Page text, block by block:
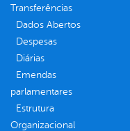
Transferências
Dados Abertos
Despesas
Diárias
Emendas
parlamentares
Estrutura
Organizacional